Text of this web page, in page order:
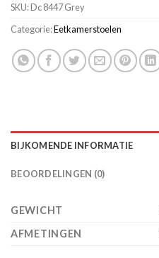
SKU:Dc 8447 Grey
Categorie:Eetkamerstoelen
BIJKOMENDE INFORMATIE
BEOORDELINGEN (0)
GEWICHT
AFMETINGEN